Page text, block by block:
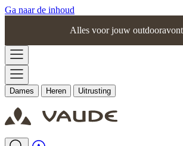
Ga naar de inhoud
Alles voor jouw
Dames Heren Uitrusting